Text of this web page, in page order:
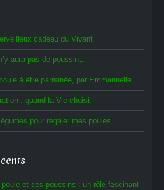
cadeau du Vivant
aura pas de poussin…
à être parrainée, par Emmanuelle.
: quand la Vie choisi.
pour régaler mes poules
poule et ses poussins : un rôle fascinant